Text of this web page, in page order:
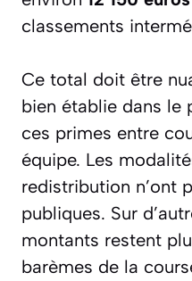
classements
Ce total doit être
bien établie dans le
ces primes entre
équipe. Les
redistribution n’ont
publiques. Sur
montants restent
barèmes de la